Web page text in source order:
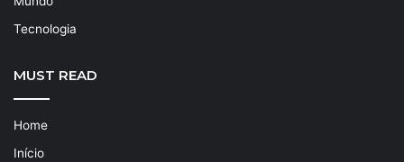
Tecnologia
MUST READ
Home
Início